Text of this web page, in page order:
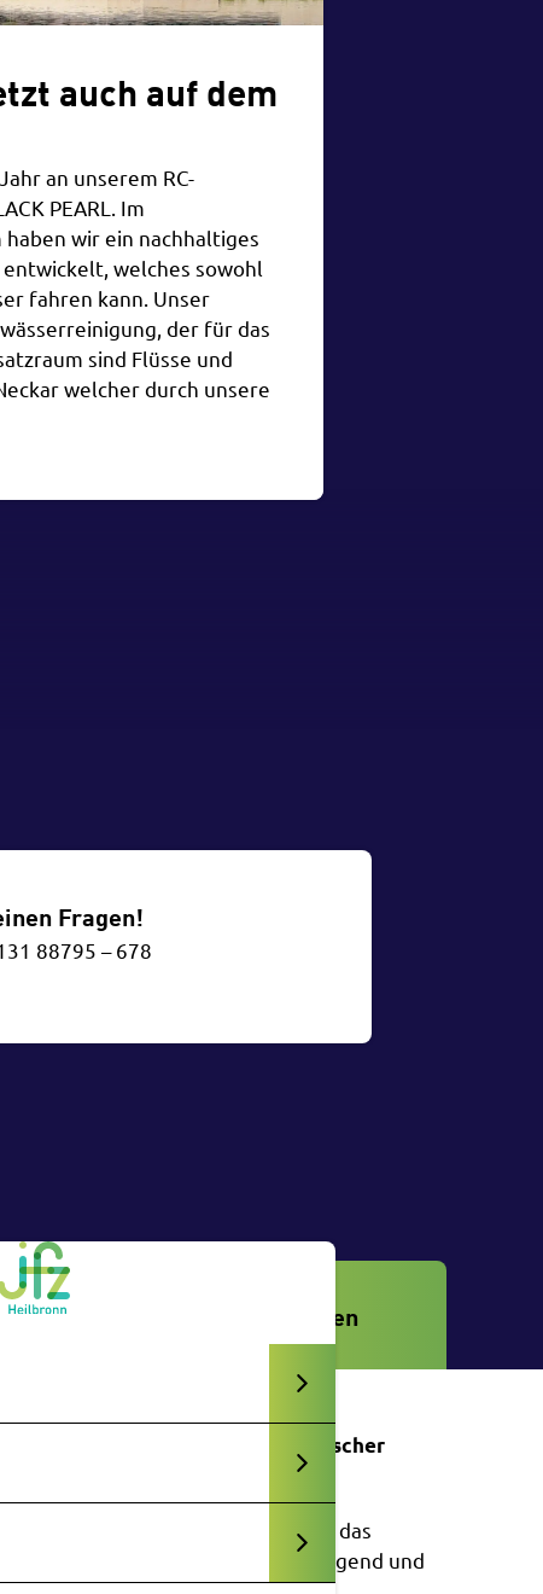
auch auf dem
an unserem RC-
PEARL. Im
wir ein nachhaltiges
welches sowohl
fahren kann. Unser
der für das
sind Flüsse und
welcher durch unsere
Fragen!
88795 – 678
Veranstaltungen
Anerkannter außerschulischer
Die experimenta ist durch das
Ministerium für Kultus, Jugend und